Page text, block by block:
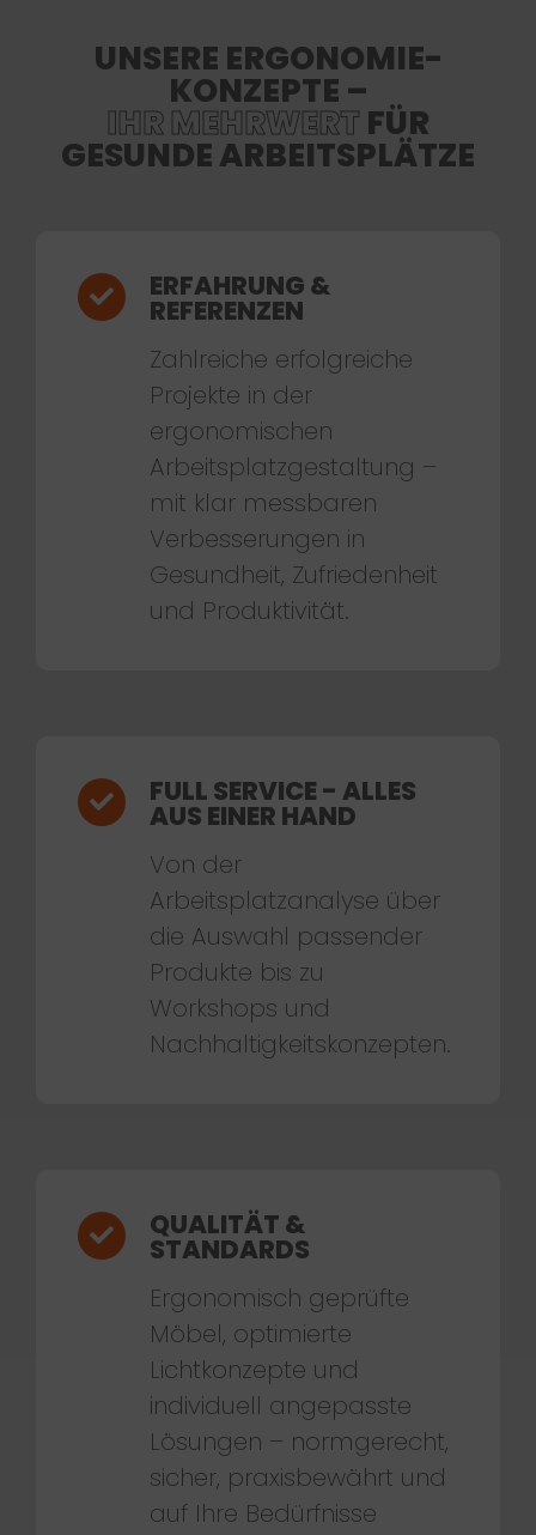
UNSERE ERGONOMIE-
KONZEPTE –
IHR MEHRWERT FÜR
GESUNDE ARBEITSPLÄTZE
ERFAHRUNG &
REFERENZEN
Zahlreiche erfolgreiche
Projekte in der
ergonomischen
Arbeitsplatzgestaltung –
mit klar messbaren
Verbesserungen in
Gesundheit, Zufriedenheit
und Produktivität.
FULL SERVICE - ALLES
AUS EINER HAND
Von der
Arbeitsplatzanalyse über
die Auswahl passender
Produkte bis zu
Workshops und
Nachhaltigkeitskonzepten.
QUALITÄT &
STANDARDS
Ergonomisch geprüfte
Möbel, optimierte
Lichtkonzepte und
individuell angepasste
Lösungen – normgerecht,
sicher, praxisbewährt und
auf Ihre Bedürfnisse